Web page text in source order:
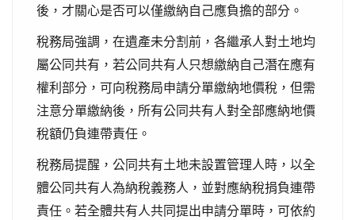
後，才關心是否可以僅繳納自己應負擔的部分。
稅務局強調，在遺產未分割前，各繼承人對土地均
屬公同共有，若公同共有人只想繳納自己潛在應有
權利部分，可向稅務局申請分單繳納地價稅，但需
注意分單繳納後，所有公同共有人對全部應納地價
稅額仍負連帶責任。
稅務局提醒，公同共有土地未設置管理人時，以全
體公同共有人為納稅義務人，並對應納稅捐負連帶
責任。若全體共有人共同提出申請分單時，可依約